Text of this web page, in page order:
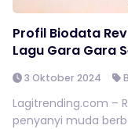
Profil Biodata
Lagu Gara Gara
3 Oktober 2024
Lagitrending.com –
penyanyi muda